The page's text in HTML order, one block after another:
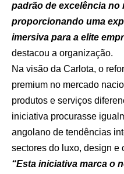
padrão de excelência no
proporcionando uma
imersiva para a elite
destacou a organização.
Na visão da Carlota, o
premium no mercado
produtos e serviços
iniciativa procurasse
angolano de tendências
sectores do luxo, design e
“Esta iniciativa marca o